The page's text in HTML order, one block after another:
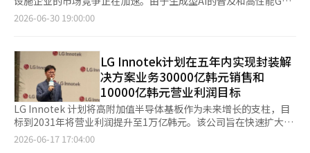
将提升前后工序之间的连接速度。预计在量产过程中，良率提升和
质量验证反馈也会加快。 SK海力士的代表郭弼正也曾正式确认清
的M17，20兆韩元用于强化先进封装的P&T7。”他表示：“将使
清州重新成为推动韩国内存半导体产业竞争力的核心基地。” 业
界对此次决定的反应是，HBM的主导权竞争正从产品技术转向生
产体系竞争。客户不仅关注HBM的性能，更加重视能否在约定时
间内稳定交付。※ 本报道经人工智能（AI）系统翻译与编辑。
美元。此外，三星电子下一代HBM4E产品研发也取得积极进展，
已于5月底向主要客户提供12层样品，内部透露的可靠性测试良率
AI产业链持续扩张，市场普遍预计三星电子今年营业利润有望达到
370万亿韩元，明年有望突破500万亿韩元。 充足的现金流为三星
电子扩大半导体产能提供坚实基础，目前三星电子正推进在京畿道
龙仁国家产业园区内建设6座系统半导体晶圆厂，同时加快平泽P5
工厂建设，并计划在湖南地区投资400万亿韩元新建两座存储芯片
工厂。 未来，集团计划在龙仁及现有半导体园区投资约1650万亿
韩元，加上湖南地区400万亿韩元投资，总投资规模预计达到2050
万亿韩元，以应对全球存储芯片长期供不应求的市场需求。 相比
变”的宣言不仅是口号，更是体质创新的起点。半导体的超越战略
和质量革命将三星提升为世界一流企业。如今，李在镕的时代面临
器人和下一代通信交织的未来产业战场，三星电子必须重新开辟道
路。然而，1万亿美元的荣耀并不是庆祝的终点，而是战争的开
始。当前全球半导体秩序正在迅速重组。英伟达掌握了人工智能加
速器的核心，台积电则是代工的绝对强者，控制着客户生态系统。
博通通过定制半导体扩展AI基础设施，而苹果则通过芯片设计和服
务生态系统的结合主导消费市场。三星电子在内存领域占据绝对优
势，但在AI时代，仅靠内存是不够的。如果不具备高带宽内存、先
进封装、代工良率、设计能力和软件生态系统等综合竞争力，1万
的引入，数据中心的发热问题已达到临界点，冷却技术成为设施竞
据中心冷却解决方案业务。公司认为，日前公布的政府“韩国大跃
进三大 mega 项目”中包含的光州·全南国家AI计算基础设施建设
计划，将成为需求扩大的催化剂。 欧特凯瑞基于与全球冷暖企业
Carrier的合作，建立了专门针对数据中心的冷却产品组合。该公
司拥有风扇墙单元（FWU）、直接液体冷却（DLC）、冷却液分配
装置（CDU）等下一代技术，并逐步掌握了从服务器芯片产生的热
量到冷却机的整体管理的“芯片到冷却机（Chip-to-
Chiller）”一体化冷却解决方案能力。 业内人士指出，随着AI服
2026-06-30 19:00:00
LG Innotek计划在五年内实现封装解
决方案业务30000亿韩元销售和
10000亿韩元营业利润目标
LG Innotek 计划将高附加值半导体基板作为未来增长的支柱，目
标到2031年将营业利润提升至1万亿韩元。该公司旨在快速扩大业
务规模，以应对智能手机和通信之外，人工智能（AI）和高性能计
2026-06-17 17:04:00